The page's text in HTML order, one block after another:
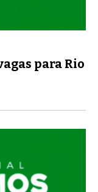
para Rio